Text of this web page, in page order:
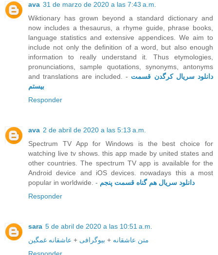
ava 31 de marzo de 2020 a las 7:43 a.m.
Wiktionary has grown beyond a standard dictionary and
now includes a thesaurus, a rhyme guide, phrase books,
language statistics and extensive appendices. We aim to
include not only the definition of a word, but also enough
information to really understand it. Thus etymologies,
pronunciations, sample quotations, synonyms, antonyms
and translations are included. - دانلود سریال کرگدن قسمت
بیستم
Responder
ava 2 de abril de 2020 a las 5:13 a.m.
Spectrum TV App for Windows is the best choice for
watching live tv shows. this app made by united states and
other countries. The spectrum TV app is available for the
Android device and iOS devices. nowadays this a most
popular in worldwide. - دانلود سریال هم گناه قسمت پنجم
Responder
sara 5 de abril de 2020 a las 10:51 a.m.
متن عاشقانه + بیوگرافی + عاشقانه غمگین